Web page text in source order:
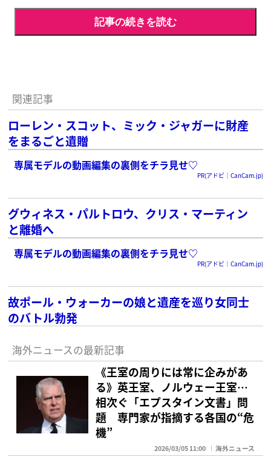
記事の続きを読む
関連記事
ローレン・スコット、ミック・ジャガーに財産
をまるごと遺贈
専属モデルの動画編集の裏側をチラ見せ♡
PR(アドビ｜CanCam.jp)
グウィネス・パルトロウ、クリス・マーティン
と離婚へ
専属モデルの動画編集の裏側をチラ見せ♡
PR(アドビ｜CanCam.jp)
故ポール・ウォーカーの娘と遺産を巡り女同士
のバトル勃発
海外ニュースの最新記事
《王室の周りには常に企みがあ
る》英王室、ノルウェー王室…
相次ぐ「エプスタイン文書」問
題 専門家が指摘する各国の“危
機”
2026/03/05 11:00 海外ニュース